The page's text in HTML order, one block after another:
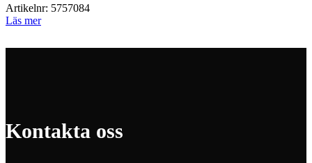
Artikelnr: 5757084
Läs mer
Kontakta oss